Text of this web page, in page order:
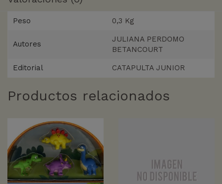
Peso 0,3 Kg
Autores
JULIANA PERDOMO
BETANCOURT
Editorial CATAPULTA JUNIOR
Productos relacionados